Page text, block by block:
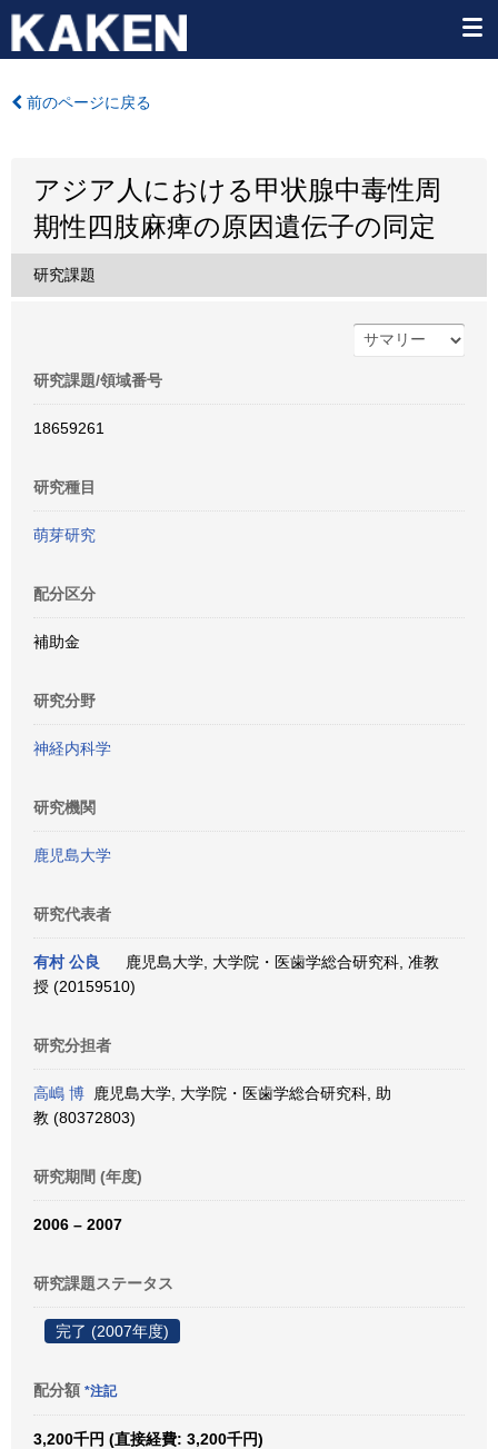
前のページに戻る
アジア人における甲状腺中毒性周
期性四肢麻痺の原因遺伝子の同定
研究課題
研究課題/領域番号
18659261
研究種目
萌芽研究
配分区分
補助金
研究分野
神経内科学
研究機関
鹿児島大学
研究代表者
有村 公良
鹿児島大学, 大学院・医歯学総合研究科, 准教
授 (20159510)
研究分担者
高嶋 博 鹿児島大学, 大学院・医歯学総合研究科, 助
教 (80372803)
研究期間 (年度)
2006 – 2007
研究課題ステータス
完了 (2007年度)
配分額 *注記
3,200千円 (直接経費: 3,200千円)